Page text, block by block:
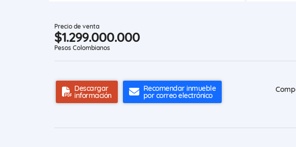
Precio de venta
$1.299.000.000
Pesos Colombianos
Descargar
información
Recomendar inmueble
por correo electrónico